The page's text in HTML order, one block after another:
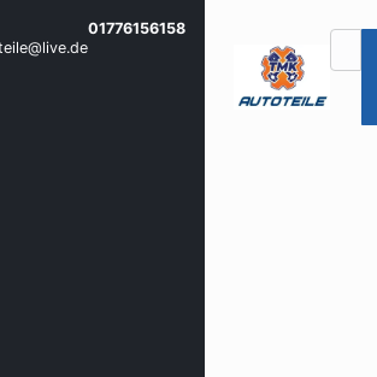
01776156158